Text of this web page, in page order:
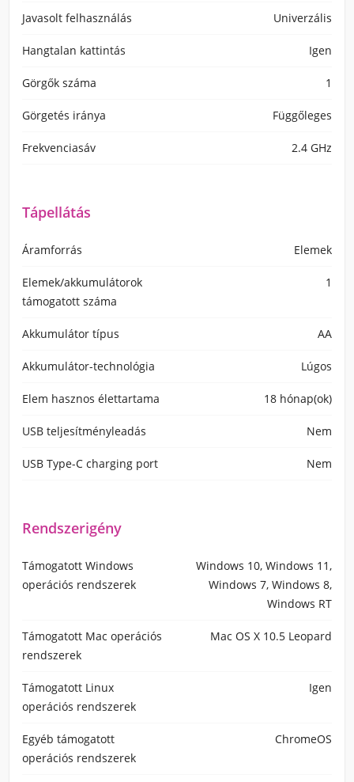
Javasolt felhasználás Univerzális
Hangtalan kattintás Igen
Görgők száma 1
Görgetés iránya Függőleges
Frekvenciasáv 2.4 GHz
Tápellátás
Áramforrás Elemek
Elemek/akkumulátorok
támogatott száma
1
Akkumulátor típus AA
Akkumulátor-technológia Lúgos
Elem hasznos élettartama 18 hónap(ok)
USB teljesítményleadás Nem
USB Type-C charging port Nem
Rendszerigény
Támogatott Windows
operációs rendszerek
Windows 10, Windows 11,
Windows 7, Windows 8,
Windows RT
Támogatott Mac operációs
rendszerek
Mac OS X 10.5 Leopard
Támogatott Linux
operációs rendszerek
Igen
Egyéb támogatott
operációs rendszerek
ChromeOS